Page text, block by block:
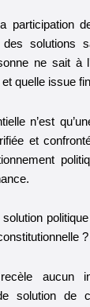
participation
des solutions
ne sait à
quelle issue
n’est
et
?
aucun
solution de